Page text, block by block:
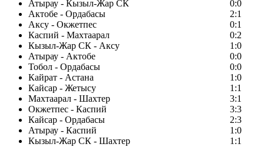
Атырау - Кызыл-Жар СК
0:0
Актобе - Ордабасы
2:1
Аксу - Окжетпес
0:1
Каспий - Махтаарал
0:2
Кызыл-Жар СК - Аксу
1:0
Атырау - Актобе
0:0
Тобол - Ордабасы
0:0
Кайрат - Астана
1:0
Кайсар - Жетысу
1:1
Махтаарал - Шахтер
3:1
Окжетпес - Каспий
3:3
Кайсар - Ордабасы
2:3
Атырау - Каспий
1:0
Кызыл-Жар СК - Шахтер
1:1